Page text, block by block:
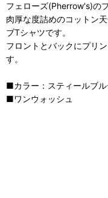
フェローズ(Pherrow's)の
肉厚な度詰めのコットン
ブTシャツです。
フロントとバックにプリ
す。
■カラー：スティールブル
■ワンウォッシュ